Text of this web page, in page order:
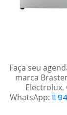
Faça seu
marca
Electrolux,
WhatsApp: 11